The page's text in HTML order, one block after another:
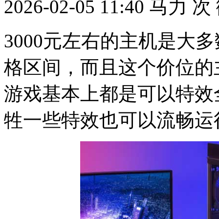
2026-02-05 11:40 马力 次
3000元左右的主机是大
格区间，而且这个价位
游戏基本上都是可以特
牲一些特效也可以流畅